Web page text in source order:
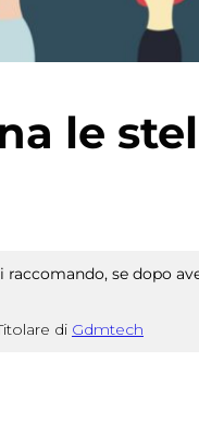
le
raccomando, se dopo
di Gdmtech